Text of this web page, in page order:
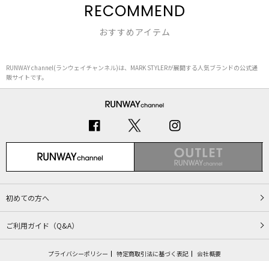
RECOMMEND
おすすめアイテム
RUNWAY channel(ランウェイチャンネル)は、MARK STYLERが展開する人気ブランドの公式通
販サイトです。
初めての方へ
ご利用ガイド（Q&A）
プライバシーポリシー 特定商取引法に基づく表記 会社概要